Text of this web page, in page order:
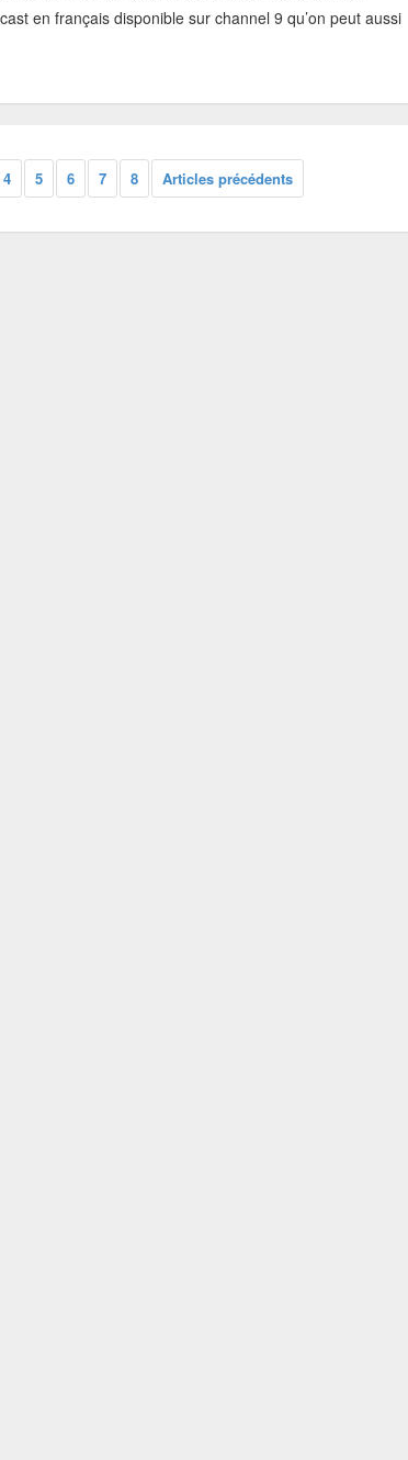
en français disponible sur channel 9 qu’on peut aussi
4 5 6 7 8 Articles précédents